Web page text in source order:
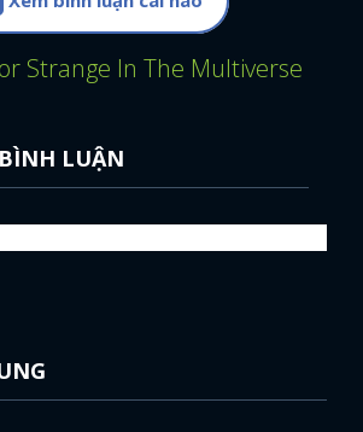
Strange In The Multiverse Of
LUẬN